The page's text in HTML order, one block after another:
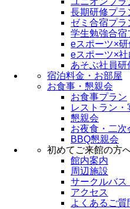
長期研修プラ
ゼミ合宿プラ
学生勉強合宿
eスポーツ×
eスポーツ×社
あそぶ社員
宿泊料金・お部屋
お食事・懇親会
お食事プラン
レストラン・
懇親会
お夜食・二次
BBQ懇親会
初めてご来館の方
館内案内
周辺施設
サークルバス
アクセス
よくあるご質